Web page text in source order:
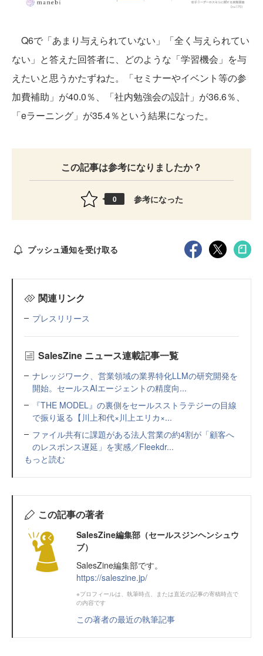
Q6で「あまり与えられていない」「全く与えられてい
ない」と答えた回答者に、どのような「学習機会」を与
えたいと思うかたずねた。「セミナーやイベント等の参
加費補助」が40.0％、「社内勉強会の設計」が36.6％、
「eラーニング」が35.4％という結果になった。
この記事は参考になりましたか？
0 参考になった
プッシュ通知を受け取る
関連リンク
プレスリリース
SalesZine ニュース連載記事一覧
ナレッジワーク、営業領域の業界特化LLMの研究開発を
開始。セールスAIエージェントの精度向...
『THE MODEL』の裏側をセールスストラテジーの目線
で振り返る【川上和代×川上エリカ×...
ファイル共有に課題がある法人営業の約4割が「顧客へ
のレスポンス遅延」を実感／Fleekdr...
もっと読む
この記事の著者
SalesZine編集部（セールスジンヘンシュウ
ブ）
SalesZine編集部です。
https://saleszine.jp/
※プロフィールは、執筆時点、または直近の記事の寄稿時点で
の内容です
この著者の最近の執筆記事